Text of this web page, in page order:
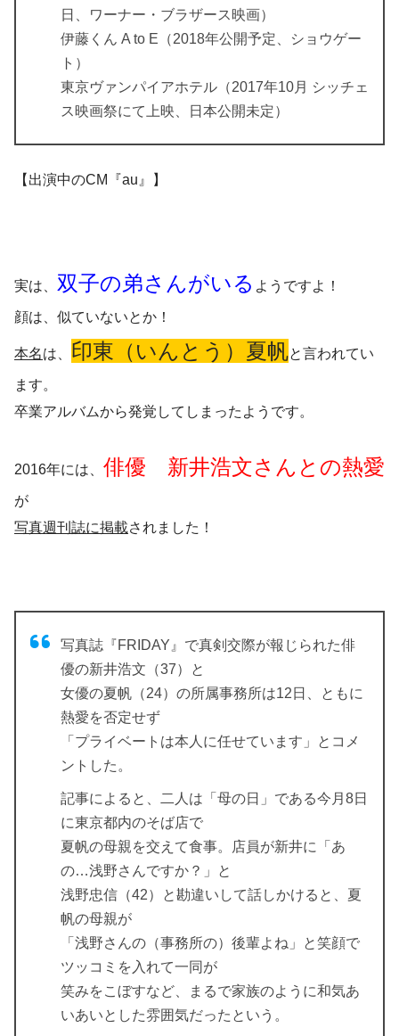
日、ワーナー・ブラザース映画）
伊藤くん A to E（2018年公開予定、ショウゲー
ト）
東京ヴァンパイアホテル（2017年10月 シッチェ
ス映画祭にて上映、日本公開未定）
【出演中のCM『au』】
実は、 双子の弟さんがいる ようですよ！
顔は、似ていないとか！
本名は、 印東（いんとう）夏帆と言われてい
ます。
卒業アルバムから発覚してしまったようです。
2016年には、 俳優 新井浩文さんとの熱愛
が
写真週刊誌に掲載されました！
写真誌『FRIDAY』で真剣交際が報じられた俳
優の新井浩文（37）と
女優の夏帆（24）の所属事務所は12日、ともに
熱愛を否定せず
「プライベートは本人に任せています」とコメ
ントした。
記事によると、二人は「母の日」である今月8日
に東京都内のそば店で
夏帆の母親を交えて食事。店員が新井に「あ
の…浅野さんですか？」と
浅野忠信（42）と勘違いして話しかけると、夏
帆の母親が
「浅野さんの（事務所の）後輩よね」と笑顔で
ツッコミを入れて一同が
笑みをこぼすなど、まるで家族のように和気あ
いあいとした雰囲気だったという。